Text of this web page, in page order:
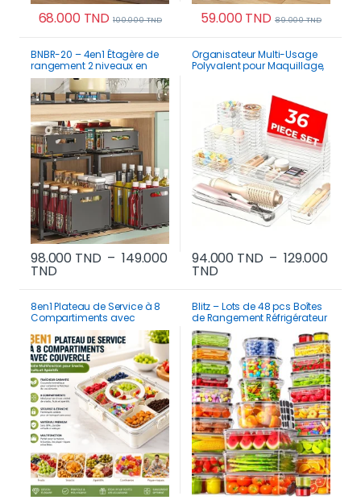
68.000TND 100.000TND 59.000TND 89.000TND
BNBR-20 – 4en1 Étagère de
rangement 2 niveaux en
INOX rangement cuisine
salle de bain et garde-
manger
98.000 TND – 149.000
TNDPlage de prix : 98.000 TND à 149.000 TND
Organisateur Multi-Usage
Polyvalent pour Maquillage,
94.000 TND – 129.000
TNDPlage de prix : 94.000
8en1 Plateau de Service à 8
Compartiments avec
Couvercle – Boîte
Multifonction pour Snacks,
Fruits et Apéritifs
Blitz – Lots de 48 pcs Boîtes
de Rangement Réfrigérateur
Alimentaire Transparent
Cuisine & Placards (24
Boîtes + 24 Couvercles)